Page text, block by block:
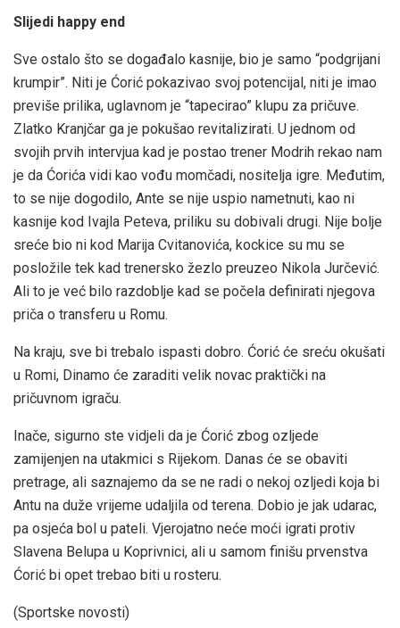
Slijedi happy end
Sve ostalo što se događalo kasnije, bio je samo “podgrijani
krumpir”. Niti je Ćorić pokazivao svoj potencijal, niti je imao
previše prilika, uglavnom je “tapecirao” klupu za pričuve.
Zlatko Kranjčar ga je pokušao revitalizirati. U jednom od
svojih prvih intervjua kad je postao trener Modrih rekao nam
je da Ćorića vidi kao vođu momčadi, nositelja igre. Međutim,
to se nije dogodilo, Ante se nije uspio nametnuti, kao ni
kasnije kod Ivajla Peteva, priliku su dobivali drugi. Nije bolje
sreće bio ni kod Marija Cvitanovića, kockice su mu se
posložile tek kad trenersko žezlo preuzeo Nikola Jurčević.
Ali to je već bilo razdoblje kad se počela definirati njegova
priča o transferu u Romu.
Na kraju, sve bi trebalo ispasti dobro. Ćorić će sreću okušati
u Romi, Dinamo će zaraditi velik novac praktički na
pričuvnom igraču.
Inače, sigurno ste vidjeli da je Ćorić zbog ozljede
zamijenjen na utakmici s Rijekom. Danas će se obaviti
pretrage, ali saznajemo da se ne radi o nekoj ozljedi koja bi
Antu na duže vrijeme udaljila od terena. Dobio je jak udarac,
pa osjeća bol u pateli. Vjerojatno neće moći igrati protiv
Slavena Belupa u Koprivnici, ali u samom finišu prvenstva
Ćorić bi opet trebao biti u rosteru.
(Sportske novosti)